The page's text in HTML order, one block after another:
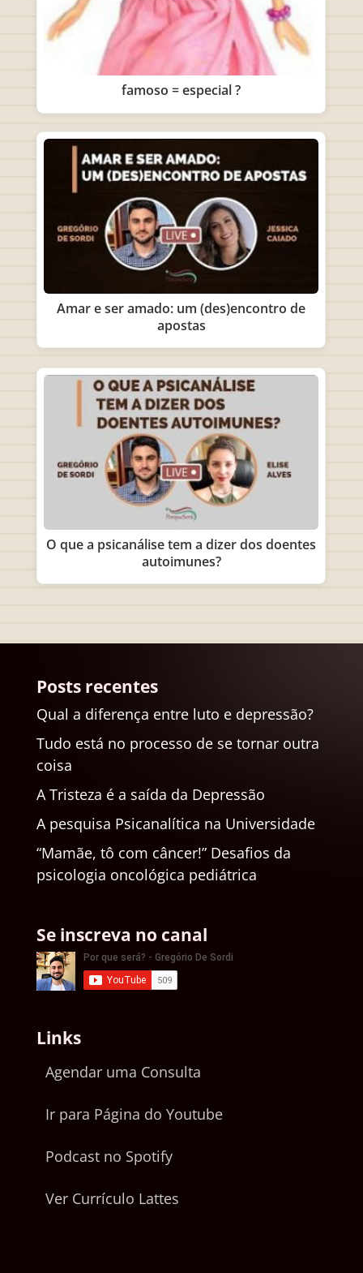
famoso = especial ?
Amar e ser amado: um (des)encontro de
apostas
O que a psicanálise tem a dizer dos doentes
autoimunes?
Posts recentes
Qual a diferença entre luto e depressão?
Tudo está no processo de se tornar outra
coisa
A Tristeza é a saída da Depressão
A pesquisa Psicanalítica na Universidade
“Mamãe, tô com câncer!” Desafios da
psicologia oncológica pediátrica
Se inscreva no canal
Links
Agendar uma Consulta
Ir para Página do Youtube
Podcast no Spotify
Ver Currículo Lattes